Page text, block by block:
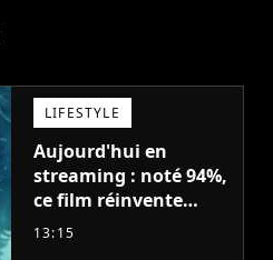
LIFESTYLE
Aujourd'hui en
streaming : noté 94%,
ce film réinvente
complètement cette
13:15